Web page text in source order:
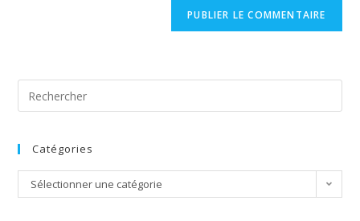
Search
for:
Catégories
Catégories
Sélectionner une catégorie